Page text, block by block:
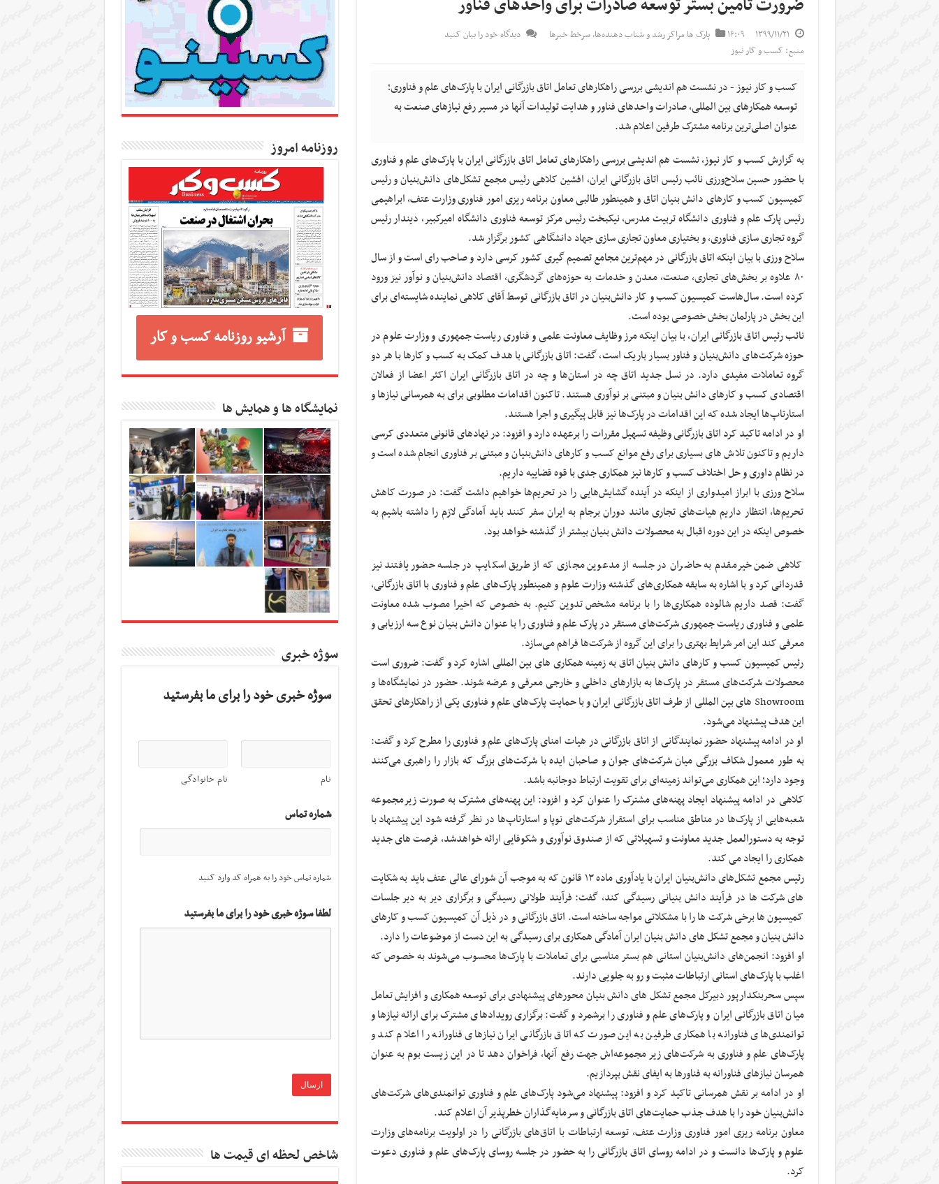
۱۳۹۹/۱۱/۲۱ ۱۶:۰۹ پارک ها مراکز رشد و شتاب‌ دهنده‌ها,سرخط خبرها
دیدگاه خود را بیان کنید
منبع: کسب و کار نیوز
کسب و کار نیوز - در نشست هم اندیشی بررسی راهکارهای تعامل اتاق بازرگانی ایران با پارک‌های علم و فناوری؛
توسعه همکارهای بین المللی، صادرات واحدهای فناور و هدایت تولیدات آنها در مسیر رفع نیازهای صنعت به
عنوان اصلی‌ترین برنامه مشترک طرفین اعلام شد.
به گزارش کسب و کار نیوز، نشست هم اندیشی بررسی راهکارهای تعامل اتاق بازرگانی ایران با پارک‌های علم و فناوری
با حضور حسین سلاح‌ورزی نائب رئیس اتاق بازرگانی ایران، افشین کلاهی رئیس مجمع تشکل‌های دانش‌بنیان و رئیس
کمیسیون کسب و کارهای دانش بنیان اتاق و همینطور طالبی معاون برنامه ریزی امور فناوری وزارت عتف، ابراهیمی
رئیس پارک علم و فناوری دانشگاه‌ تربیت مدرس، نیکبخت رئیس مرکز توسعه فناوری دانشگاه امیرکبیر، دیندار رئیس
گروه تجاری سازی فناوری، و بختیاری معاون تجاری سازی جهاد دانشگاهی کشور برگزار شد.
سلاح ورزی با بیان اینکه اتاق بازرگانی در مهم‌ترین مجامع تصمیم گیری کشور کرسی دارد و صاحب رای است و از سال
۸۰ علاوه بر بخش‌های تجاری، صنعت، معدن و خدمات به حوزه‌های گردشگری، اقتصاد دانش‌بنیان و نوآور نیز ورود
کرده است. سال‌هاست کمیسیون کسب و کار دانش‌بنیان در اتاق بازرگانی توسط آقای کلاهی نماینده شایسته‌ای برای
این بخش در پارلمان بخش خصوصی بوده است.
نائب رئیس اتاق بازرگانی ایران، با بیان اینکه مرز وظایف معاونت علمی و فناوری ریاست جمهوری و وزارت علوم در
حوزه شرکت‌های دانش‌بنیان و فناور بسیار باریک است، گفت: اتاق بازرگانی با هدف کمک به کسب و کارها با هر دو
گروه تعاملات مفیدی دارد. در نسل جدید اتاق چه در استان‌ها و چه در اتاق بازرگانی ایران اکثر اعضا از فعالان
اقتصادی کسب و کارهای دانش بنیان و مبتنی بر نوآوری هستند. تاکنون اقدامات مطلوبی برای به همرسانی نیازها و
استارتاپ‌ها ایجاد شده که این اقدامات در پارک‌ها نیز قابل پیگیری و اجرا هستند.
او در ادامه تاکید کرد اتاق بازرگانی وظیفه تسهیل مقررات را برعهده دارد و افزود: در نهادهای قانونی متعددی کرسی
داریم و تاکنون تلاش های بسیاری برای رفع موانع کسب و کارهای دانش‌بنیان و مبتنی بر فناوری انجام شده است و
در نظام داوری و حل اختلاف کسب و کارها نیز همکاری جدی با قوه قضاییه داریم.
سلاح ورزی با ابراز امیدواری از اینکه در آینده گشایش‌هایی را در تحریم‌ها خواهیم داشت گفت: در صورت کاهش
تحریم‌ها، انتظار داریم هیات‌های تجاری مانند دوران برجام به ایران سفر کنند باید آمادگی لازم را داشته باشیم به
خصوص اینکه در این دوره اقبال به محصولات دانش بنیان بیشتر از گذشته خواهد بود.
کلاهی ضمن خیرمقدم به حاضران در جلسه از مدعوین مجازی که از طریق اسکایپ در جلسه حضور یافتند نیز
قدردانی کرد و با اشاره به سابقه همکاری‌های گذشته وزارت علوم و همینطور پارک‌های علم و فناوری با اتاق بازرگانی،
گفت: قصد داریم شالوده همکاری‌ها را با برنامه مشخص تدوین کنیم. به خصوص که اخیرا مصوب شده معاونت
علمی و فناوری ریاست جمهوری شرکت‌های مستقر در پارک علم و فناوری را با عنوان دانش بنیان نوع سه ارزیابی و
معرفی کند این امر شرایط بهتری را برای این گروه از شرکت‌ها فراهم می‌سازد.
رئیس کمیسیون کسب و کارهای دانش بنیان اتاق به زمینه همکاری های بین المللی اشاره کرد و گفت: ضروری است
محصولات شرکت‌های مستقر در پارک‌ها به بازارهای داخلی و خارجی معرفی و عرضه شوند. حضور در نمایشگاه‌ها و
Showroom های بین المللی از طرف اتاق بازرگانی ایران و با حمایت پارک‌های علم و فناوری یکی از راهکارهای تحقق
این هدف پیشنهاد می‌شود.
او در ادامه پیشنهاد حضور نمایندگانی از اتاق بازرگانی در هیات امنای پارک‌های علم و فناوری را مطرح کرد و گفت:
به طور معمول شکاف بزرگی میان شرکت‌های جوان و صاحبان ایده با شرکت‌های بزرگ که بازار را راهبری می‌کنند
وجود دارد؛ این همکاری می‌تواند زمینه‌ای برای تقویت ارتباط دوجانبه باشد.
کلاهی در ادامه پیشنهاد ایجاد پهنه‌های مشترک را عنوان کرد و افزود: این پهنه‌های مشترک به صورت زیرمجموعه
شعبه‌هایی از پارک‌ها در مناطق مناسب برای استقرار شرکت‌های نوپا و استارتاپ‌ها در نظر گرفته شود این پیشنهاد با
توجه به دستورالعمل جدید معاونت و تسهیلاتی که از صندوق نوآوری و شکوفایی ارائه خواهدشد، فرصت های جدید
همکاری را ایجاد می کند.
رئیس مجمع تشکل‌های دانش‌بنیان ایران با یادآوری ماده ۱۳ قانون که به موجب آن شورای عالی عتف باید به شکایت
های شرکت ها در فرآیند دانش بنیانی رسیدگی کند، گفت: فرآیند طولانی رسیدگی و برگزاری دیر به دیر جلسات
کمیسیون ها برخی شرکت ها را با مشکلاتی مواجه ساخته است. اتاق بازرگانی و در ذیل آن کمیسیون کسب و کارهای
دانش بنیان و مجمع تشکل های دانش بنیان ایران آمادگی همکاری برای رسیدگی به این دست از موضوعات را دارد.
او افزود: انجمن‌های دانش‌بنیان استانی هم بستر مناسبی برای تعاملات با پارک‌ها محسوب می‌شوند به خصوص که
اغلب با پارک‌های استانی ارتباطات مثبت و رو به جلویی دارند.
سپس سحربنکدارپور دبیرکل مجمع تشکل های دانش بنیان محورهای پیشنهادی برای توسعه همکاری و افزایش تعامل
میان اتاق بازرگانی ایران و پارک‌های علم و فناوری را برشمرد و گفت: برگزاری رویدادهای مشترک برای ارائه نیازها و
توانمندی‌های فناورانه با همکاری طرفین به این صورت که اتاق بازرگانی ایران نیازهای فناورانه را اعلام کند و
پارک‌های علم و فناوری به شرکت‌های زیر مجموعه‌اش جهت رفع آنها، فراخوان دهد تا در این زیست بوم به عنوان
همرسان نیازهای فناورانه به فناورها به ایفای نقش بپردازیم.
او در ادامه بر نقش همرسانی تاکید کرد و افزود: پیشنهاد می‌شود پارک‌‎های علم و فناوری توانمندی‌های شرکت‌های
دانش‌بنیان خود را با هدف جذب حمایت‌‎های اتاق بازرگانی و سرمایه‌گذاران خطرپذیر آن اعلام کند.
معاون برنامه ریزی امور فناوری وزارت عتف، توسعه ارتباطات با اتاق‌های بازرگانی را در اولویت برنامه‌های وزارت
علوم و پارک‌ها دانست و در ادامه روسای اتاق بازرگانی را به حضور در جلسه روسای پارک‌های علم و فناوری دعوت
کرد.
روزنامه امروز
آرشیو روزنامه کسب و کار
نمایشگاه ها و همایش ها
سوژه خبری
سوژه خبری خود را برای ما بفرستید
نام نام خانوادگی
شماره تماس
شماره تماس خود را به همراه کد وارد کنید
لطفا سوژه خبری خود را برای ما بفرستید
شاخص لحظه ای قیمت ها